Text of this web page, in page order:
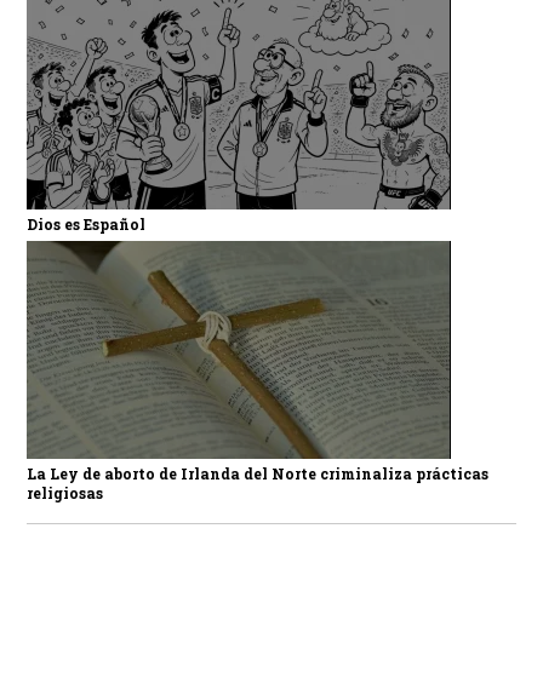
Dios es Español
La Ley de aborto de Irlanda del Norte criminaliza prácticas
religiosas